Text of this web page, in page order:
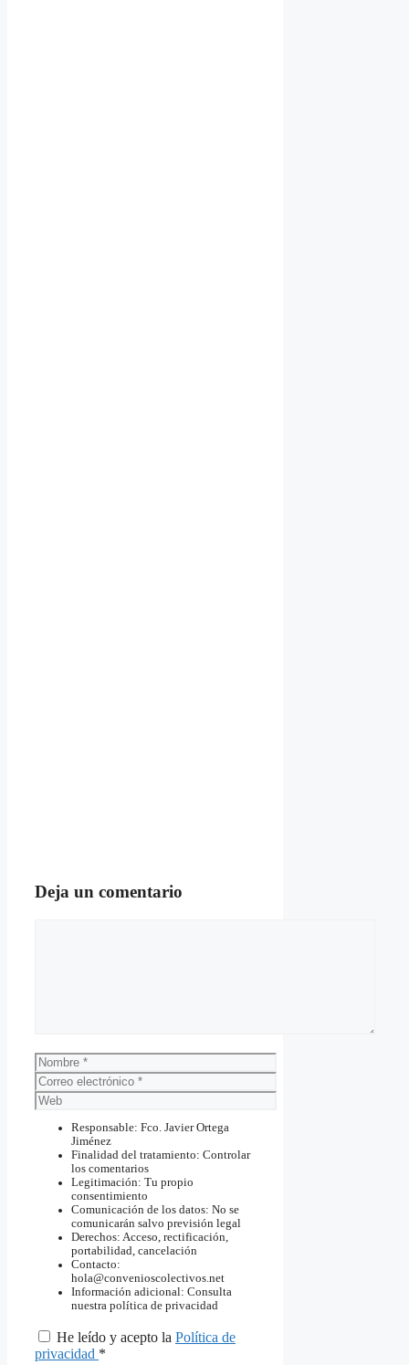
Deja un comentario
Nombre
Correo
electrónico
Web
Responsable: Fco. Javier Ortega
Jiménez
Finalidad del tratamiento: Controlar
los comentarios
Legitimación: Tu propio
consentimiento
Comunicación de los datos: No se
comunicarán salvo previsión legal
Derechos: Acceso, rectificación,
portabilidad, cancelación
Contacto:
hola@convenioscolectivos.net
Información adicional: Consulta
nuestra política de privacidad
He leído y acepto la Política de
privacidad *